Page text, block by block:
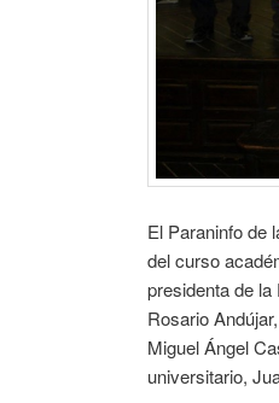
El Paraninfo de
del curso
presidenta de
Rosario
Miguel Ángel
universitario,